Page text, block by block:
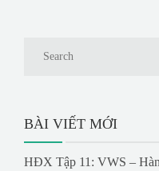
BÀI VIẾT MỚI
HĐX Tập 11: VWS –